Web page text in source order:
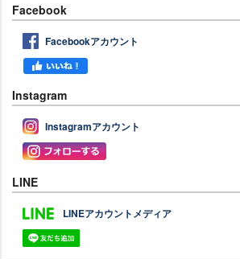
Facebook
Facebookアカウント
Instagram
Instagramアカウント
LINE
LINEアカウントメディア